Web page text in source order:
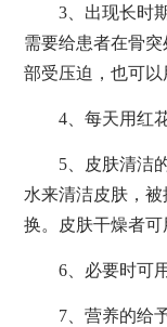
3、出现长时
需要给患者在骨
部受压迫，也可以
4、每天用红
5、皮肤清洁
水来清洁皮肤，
换。皮肤干燥者可
6、必要时可
7、营养的给